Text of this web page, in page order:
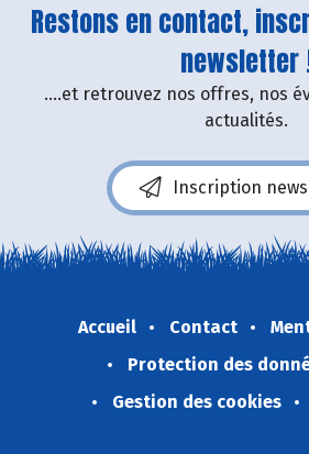
Restons en contact,
newsletter
....et retrouvez nos offres, nos
actualités.
Inscription
Accueil Contact
Protection des
Gestion des cookies